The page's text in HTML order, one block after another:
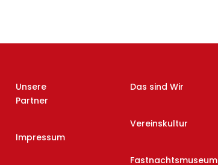
Unsere
Partner
Impressum
Das sind Wir
Vereinskultur
Fastnachtsmuseum